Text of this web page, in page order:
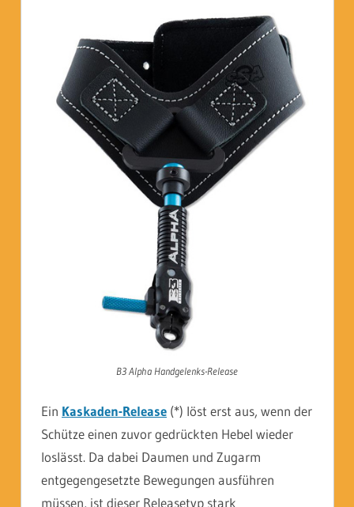
B3 Alpha Handgelenks-Release
Ein Kaskaden-Release (*) löst erst aus, wenn der
Schütze einen zuvor gedrückten Hebel wieder
loslässt. Da dabei Daumen und Zugarm
entgegengesetzte Bewegungen ausführen
müssen, ist dieser Releasetyp stark